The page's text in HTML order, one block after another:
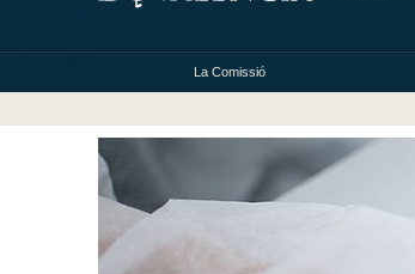
La Comissió